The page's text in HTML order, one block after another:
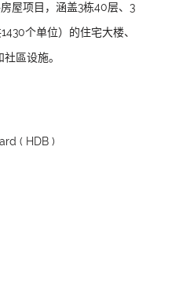
屋项目，涵盖3栋40层、3
个单位）的住宅大楼、
區设施。
( HDB )